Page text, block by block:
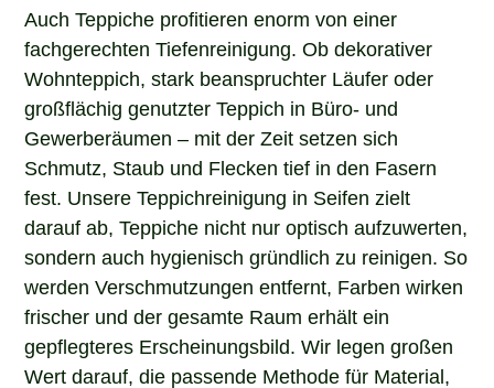
Auch Teppiche profitieren enorm von einer
fachgerechten Tiefenreinigung. Ob dekorativer
Wohnteppich, stark beanspruchter Läufer oder
großflächig genutzter Teppich in Büro- und
Gewerberäumen – mit der Zeit setzen sich
Schmutz, Staub und Flecken tief in den Fasern
fest. Unsere Teppichreinigung in Seifen zielt
darauf ab, Teppiche nicht nur optisch aufzuwerten,
sondern auch hygienisch gründlich zu reinigen. So
werden Verschmutzungen entfernt, Farben wirken
frischer und der gesamte Raum erhält ein
gepflegteres Erscheinungsbild. Wir legen großen
Wert darauf, die passende Methode für Material,